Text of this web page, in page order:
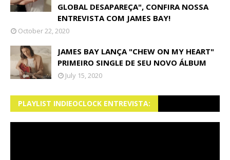
GLOBAL DESAPAREÇA", CONFIRA NOSSA
ENTREVISTA COM JAMES BAY!
October 22, 2020
JAMES BAY LANÇA "CHEW ON MY HEART"
PRIMEIRO SINGLE DE SEU NOVO ÁLBUM
July 15, 2020
PLAYLIST INDIEOCLOCK ENTREVISTA: